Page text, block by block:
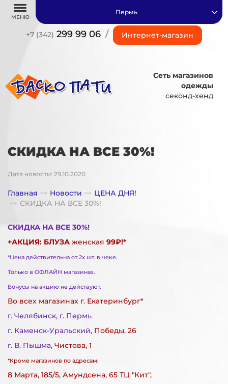
МЕНЮ
+7 (342) 299 99 06 / Интернет-магазин
Пермь
Сеть магазинов
одежды
секонд-хенд
СКИДКА НА ВСЕ 30%!
Дата новости: 29.10.2020
Главная Новости
ЦЕНА ДНЯ!
СКИДКА НА ВСЕ 30%!
СКИДКА НА ВСЕ 30%!
+АКЦИЯ: БЛУЗА женская 99₽!*
*Цена действительна от 2х шт. в чеке.
Только в ОФЛАЙН магазинах.
Бонусы на акцию не действуют.
Во всех магазинах г. Екатеринбург*
г. Челябинск, г. Пермь
г. Каменск-Уральский , Победы, 26
г. В. Пышма, Чистова, 1
*Кроме магазинов по адресам:
8 Марта, 185/5, Амундсена, 65 ТЦ "Кит",